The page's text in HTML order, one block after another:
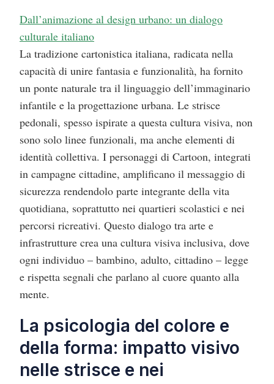
Dall’animazione al design urbano: un dialogo
culturale italiano
La tradizione cartonistica italiana, radicata nella
capacità di unire fantasia e funzionalità, ha fornito
un ponte naturale tra il linguaggio dell’immaginario
infantile e la progettazione urbana. Le strisce
pedonali, spesso ispirate a questa cultura visiva, non
sono solo linee funzionali, ma anche elementi di
identità collettiva. I personaggi di Cartoon, integrati
in campagne cittadine, amplificano il messaggio di
sicurezza rendendolo parte integrante della vita
quotidiana, soprattutto nei quartieri scolastici e nei
percorsi ricreativi. Questo dialogo tra arte e
infrastrutture crea una cultura visiva inclusiva, dove
ogni individuo – bambino, adulto, cittadino – legge
e rispetta segnali che parlano al cuore quanto alla
mente.
La psicologia del colore e
della forma: impatto visivo
nelle strisce e nei